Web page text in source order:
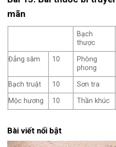
mãn
Bạch
thược
Đẳng sâm 10
Phòng
phong
Bạch truật 10 Sơn tra
Mộc hương
10 Thần khúc
Bài viết nổi bật